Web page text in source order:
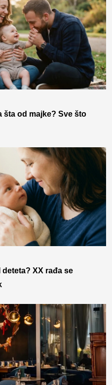
šta od majke? Sve što
XX rađa se